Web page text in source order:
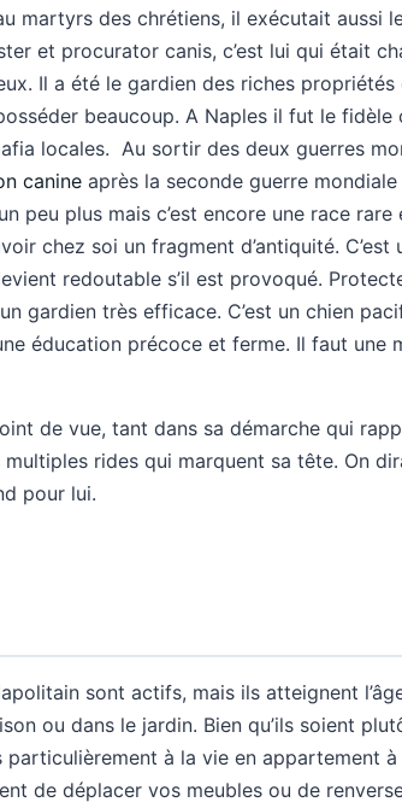
martyrs des chrétiens, il exécutait aussi
et procurator canis, c’est lui qui était
Il a été le gardien des riches
beaucoup. A Naples il fut le
locales. Au sortir des deux guerres
canine après la seconde guerre
peu plus mais c’est encore une race
chez soi un fragment d’antiquité.
redoutable s’il est provoqué.
gardien très efficace. C’est un chien
éducation précoce et ferme. Il faut une
de vue, tant dans sa démarche qui
rides qui marquent sa tête. On
pour lui.
sont actifs, mais ils atteignent
ou dans le jardin. Bien qu’ils soient
à la vie en appartement à
de déplacer vos meubles ou de